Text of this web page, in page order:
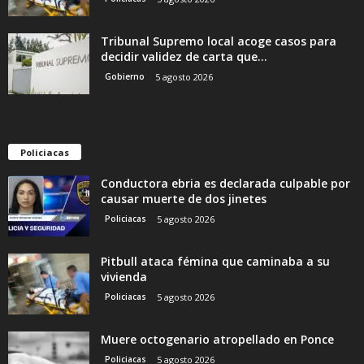
Tribunal Supremo local acoge casos para
decidir validez de carta que...
Gobierno 5 agosto 2026
Policiacas
Conductora ebria es declarada culpable por
causar muerte de dos jinetes
Policiacas 5 agosto 2026
Pitbull ataca fémina que caminaba a su
vivienda
Policiacas 5 agosto 2026
Muere octogenario atropellado en Ponce
Policiacas 5 agosto 2026